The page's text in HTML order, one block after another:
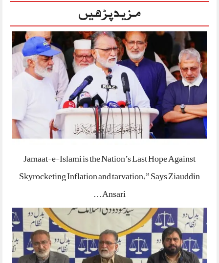
مزید پڑھیں
Jamaat-e-Islami is the Nation’s Last Hope Against
Skyrocketing Inflation and tarvation,” Says Ziauddin
Ansari…